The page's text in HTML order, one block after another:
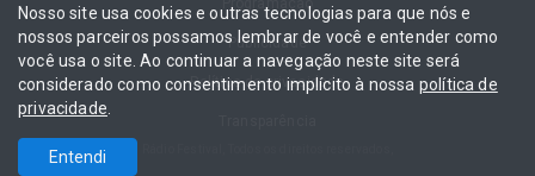
Programação
Publicidade
Política de privacidade
Nosso site usa cookies e outras tecnologias para que nós e
nossos parceiros possamos lembrar de você e entender como
você usa o site. Ao continuar a navegação neste site será
considerado como consentimento implícito à nossa política de
privacidade
Entendi